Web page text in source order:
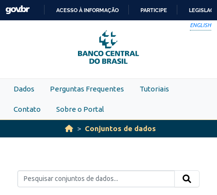
Skip to main content
PARA
O
CONTEÚDO
ACESSO À INFORMAÇÃO PARTICIPE
ENGLISH
Dados Perguntas Frequentes Tutoriais
Contato Sobre o Portal
Conjuntos de dados